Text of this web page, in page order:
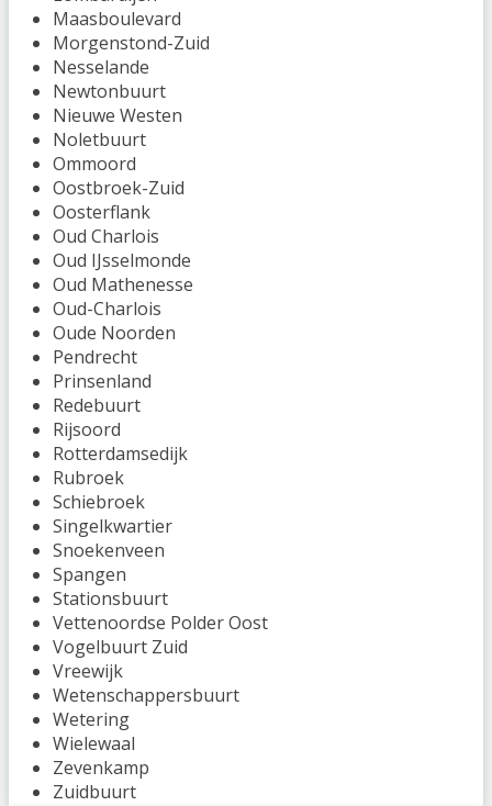
Maasboulevard
Morgenstond-Zuid
Nesselande
Newtonbuurt
Nieuwe Westen
Noletbuurt
Ommoord
Oostbroek-Zuid
Oosterflank
Oud Charlois
Oud IJsselmonde
Oud Mathenesse
Oud-Charlois
Oude Noorden
Pendrecht
Prinsenland
Redebuurt
Rijsoord
Rotterdamsedijk
Rubroek
Schiebroek
Singelkwartier
Snoekenveen
Spangen
Stationsbuurt
Vettenoordse Polder Oost
Vogelbuurt Zuid
Vreewijk
Wetenschappersbuurt
Wetering
Wielewaal
Zevenkamp
Zuidbuurt